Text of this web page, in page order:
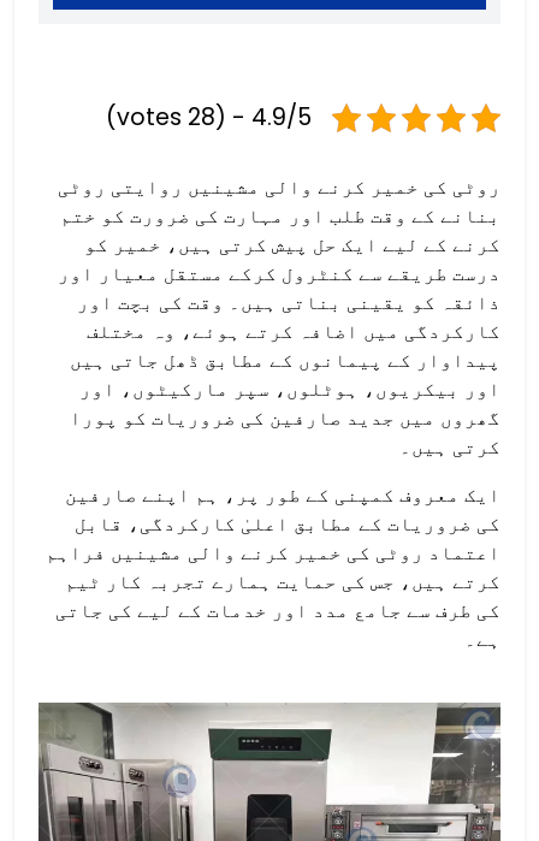
4.9/5 - (28 votes)
روٹی کی خمیر کرنے والی مشینیں روایتی روٹی
بنانے کے وقت طلب اور مہارت کی ضرورت کو ختم
کرنے کے لیے ایک حل پیش کرتی ہیں، خمیر کو
درست طریقے سے کنٹرول کرکے مستقل معیار اور
ذائقہ کو یقینی بناتی ہیں۔ وقت کی بچت اور
کارکردگی میں اضافہ کرتے ہوئے، وہ مختلف
پیداوار کے پیمانوں کے مطابق ڈھل جاتی ہیں
اور بیکریوں، ہوٹلوں، سپر مارکیٹوں، اور
گھروں میں جدید صارفین کی ضروریات کو پورا
کرتی ہیں۔
ایک معروف کمپنی کے طور پر، ہم اپنے صارفین
کی ضروریات کے مطابق اعلیٰ کارکردگی، قابل
اعتماد روٹی کی خمیر کرنے والی مشینیں فراہم
کرتے ہیں، جس کی حمایت ہمارے تجربہ کار ٹیم
کی طرف سے جامع مدد اور خدمات کے لیے کی جاتی
ہے۔